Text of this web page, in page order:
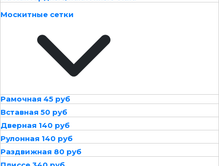
Москитные сетки
Рамочная 45 руб
Вставная 50 руб
Дверная 140 руб
Рулонная 140 руб
Раздвижная 80 руб